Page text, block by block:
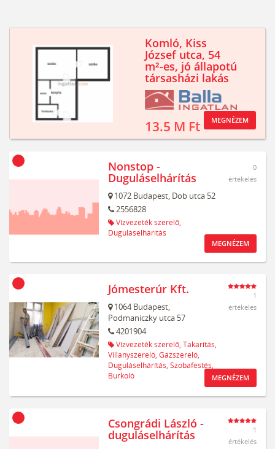
Komló, Kiss
József utca, 54
m²-es, jó állapotú
társasházi lakás
13.5 M Ft MEGNÉZEM
Nonstop -
Duguláselhárítás
1072 Budapest, Dob utca 52
2556828
Vízvezeték szerelő,
Duguláselhárítás
0
értékelés
MEGNÉZEM
Jómesterúr Kft.
1064 Budapest,
Podmaniczky utca 57
4201904
Vízvezeték szerelő, Takarítás,
Villanyszerelő, Gázszerelő,
Duguláselhárítás, Szobafestés,
Burkoló
1
értékelés
MEGNÉZEM
Csongrádi László -
duguláselhárítás
1
értékelés